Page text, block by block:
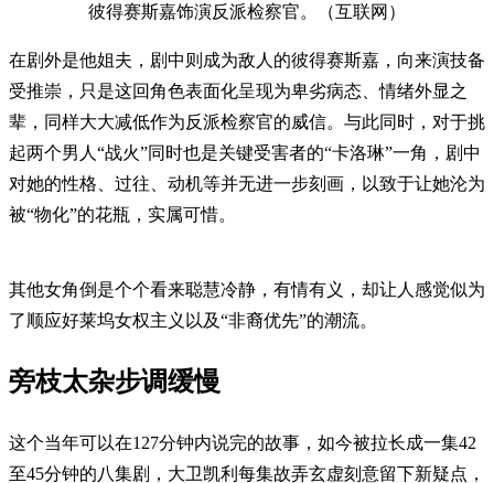
彼得赛斯嘉饰演反派检察官。（互联网）
在剧外是他姐夫，剧中则成为敌人的彼得赛斯嘉，向来演技备
受推崇，只是这回角色表面化呈现为卑劣病态、情绪外显之
辈，同样大大减低作为反派检察官的威信。与此同时，对于挑
起两个男人“战火”同时也是关键受害者的“卡洛琳”一角，剧中
对她的性格、过往、动机等并无进一步刻画，以致于让她沦为
被“物化”的花瓶，实属可惜。
其他女角倒是个个看来聪慧冷静，有情有义，却让人感觉似为
了顺应好莱坞女权主义以及“非裔优先”的潮流。
旁枝太杂步调缓慢
这个当年可以在127分钟内说完的故事，如今被拉长成一集42
至45分钟的八集剧，大卫凯利每集故弄玄虚刻意留下新疑点，